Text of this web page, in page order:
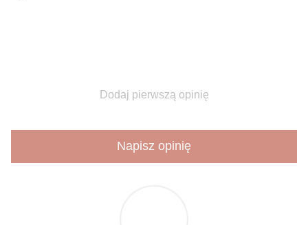
Dodaj pierwszą opinię
Napisz opinię